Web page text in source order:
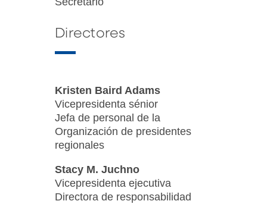
Directores
Kristen Baird Adams
Vicepresidenta sénior
Jefa de personal de la
Organización de presidentes
regionales
Stacy M. Juchno
Vicepresidenta ejecutiva
Directora de responsabilidad